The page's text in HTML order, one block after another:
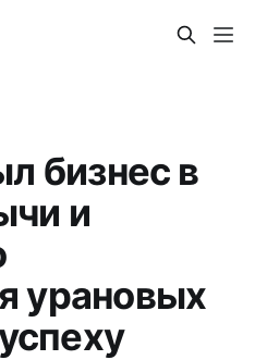
бизнес в
и
урановых